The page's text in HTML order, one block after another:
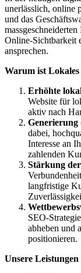
unerlässlich, online
und das
Online-Sichtbarkeit
ansprechen.
Warum ist
Erhöhte
Website für
aktiv nach
dabei,
Interesse an
zahlenden
Stärkung
langfristige
SEO-
abheben und
positionieren.
Unsere